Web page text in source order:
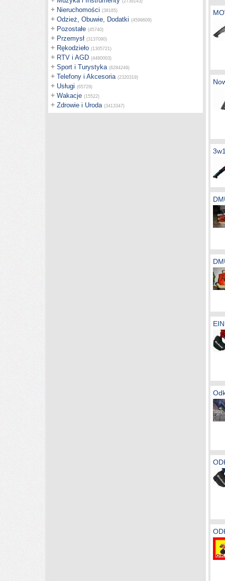
(2739143)
+ Nieruchomości (38185)
+ Odzież, Obuwie, Dodatki (4599609)
+ Pozostałe (45740)
+ Przemysł (3137090)
+ Rękodzieło (1305721)
+ RTV i AGD (4480003)
+ Sport i Turystyka (6284249)
+ Telefony i Akcesoria (2320319)
+ Usługi (65729)
+ Wakacje (15522)
+ Zdrowie i Uroda (3413347)